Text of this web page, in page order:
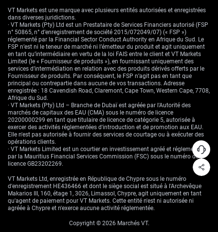
VT Markets est une marque avec plusieurs entités autorisées et enregistrées
dans diverses juridictions.
· VT Markets (Pty) Ltd est un Prestataire de Services Financiers autorisé (FSP
n° 50865, n° d’enregistrement de société 2015/072049/07) (« FSP »)
réglementé par la Financial Sector Conduct Authority en Afrique du Sud. Le
FSP n’est ni le teneur de marché ni l’émetteur du produit et agit uniquement
en tant qu’intermédiaire en vertu de la loi FAIS entre le client et VT Markets
Limited (le « Fournisseur de produits »), en fournissant uniquement des
services d’intermédiation en relation avec des produits dérivés offerts par le
Fournisseur de produits. Par conséquent, le FSP n’agit pas en tant que
principal ou contrepartie dans aucune de vos transactions. Adresse
enregistrée : 18 Cavendish Road, Claremont, Cape Town, Western Cape, 7708,
Afrique du Sud.
· VT Markets (Pty) Ltd – Branche de Dubaï est agréée par l'Autorité des
marchés de capitaux des EAU (CMA) sous le numéro de licence
20200000299 en tant que titulaire de licence de catégorie 5, autorisée à
exercer des activités réglementées d'introduction et de promotion aux EAU.
Elle n'est pas autorisée à fournir des services de courtage ou à exécuter des
opérations clients.
· VT Markets Limited est un courtier en investissement agréé et réglementé
par la Mauritius Financial Services Commission (FSC) sous le numéro de
licence GB23202269.
VT Markets Ltd, enregistrée en République de Chypre sous le numéro
d'enregistrement HE436466 et dont le siège social est situé à l'Archevêque
Makarios III, 160, étage 1, 3026, Limassol, Chypre, agit uniquement en tant
qu'agent de paiement pour VT Markets. Cette entité n'est ni autorisée ni
agréée à Chypre et n'exerce aucune activité réglementée.
Copyright © 2026 Marchés VT.